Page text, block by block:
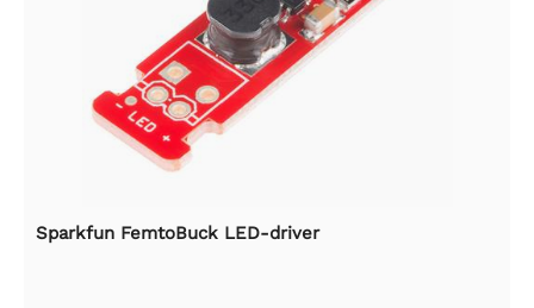
Sparkfun FemtoBuck LED-driver